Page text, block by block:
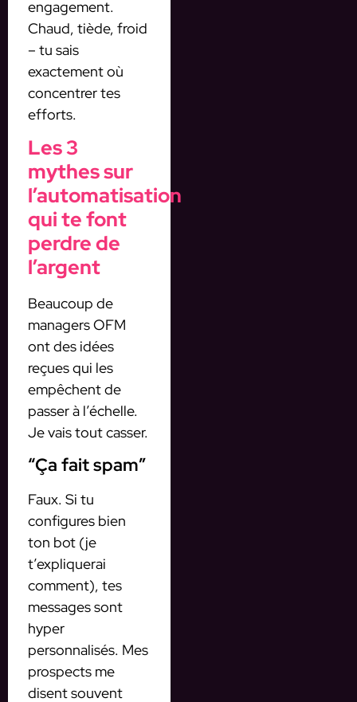
engagement.
Chaud, tiède, froid
– tu sais
exactement où
concentrer tes
efforts.
Les 3
mythes sur
l’automatisation
qui te font
perdre de
l’argent
Beaucoup de
managers OFM
ont des idées
reçues qui les
empêchent de
passer à l’échelle.
Je vais tout casser.
“Ça fait spam”
Faux. Si tu
configures bien
ton bot (je
t’expliquerai
comment), tes
messages sont
hyper
personnalisés. Mes
prospects me
disent souvent